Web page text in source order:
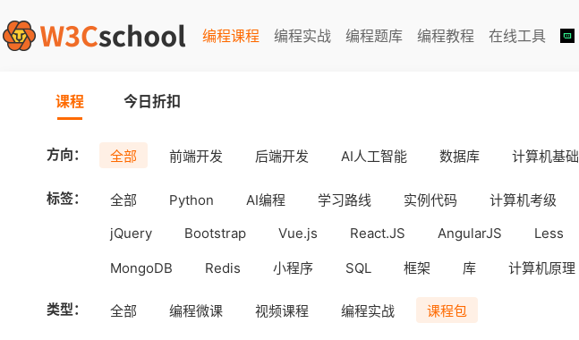
编程课程 编程实战 编程题库 编程教程 在线工具
课程 今日折扣
方向： 全部 前端开发 后端开发 AI人工智能 数据库 计算机基础
标签： 全部 Python AI编程 学习路线 实例代码 计算机考级
jQuery
Bootstrap Vue.js React.JS AngularJS Less
MongoDB Redis 小程序 SQL 框架 库 计算机原理
工具 Android uni-app APICloud iOS
类型： 全部 编程微课 视频课程 编程实战 课程包